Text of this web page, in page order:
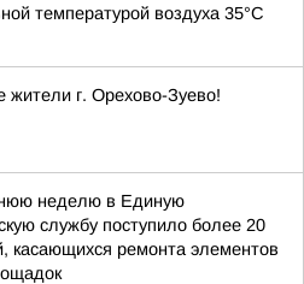
температурой воздуха 35°С
жители г. Орехово-Зуево!
неделю в Единую
службу поступило более 20
касающихся ремонта элементов